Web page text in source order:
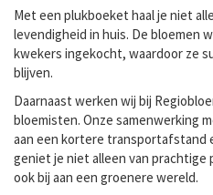
Met een plukboeket haal je niet
levendigheid in huis. De bloemen
kwekers ingekocht, waardoor ze
blijven.
Daarnaast werken wij bij
bloemisten. Onze samenwerking
aan een kortere transportafstand
geniet je niet alleen van prachtige
ook bij aan een groenere wereld.